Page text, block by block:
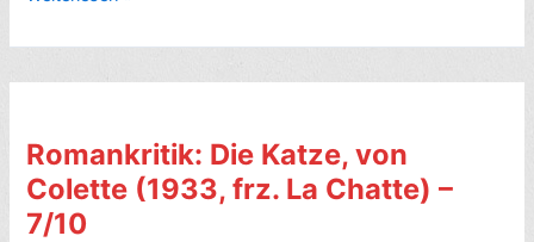
amüsiert
sich,
Simenon
(1956,
frz.
Romankritik: Die Katze, von
Colette (1933, frz. La Chatte) –
7/10